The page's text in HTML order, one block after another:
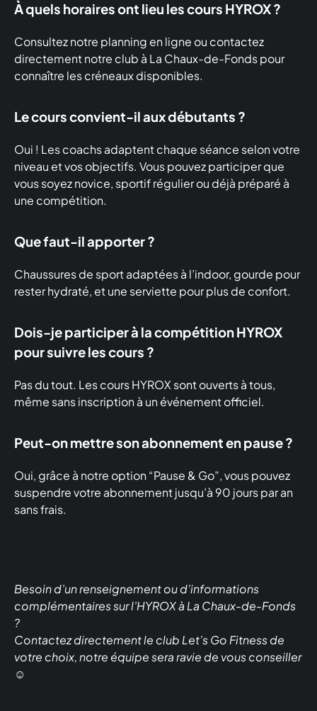
À quels horaires ont lieu les cours HYROX ?
Consultez notre planning en ligne ou contactez
directement notre club à La Chaux-de-Fonds pour
connaître les créneaux disponibles.
Le cours convient-il aux débutants ?
Oui ! Les coachs adaptent chaque séance selon votre
niveau et vos objectifs. Vous pouvez participer que
vous soyez novice, sportif régulier ou déjà préparé à
une compétition.
Que faut-il apporter ?
Chaussures de sport adaptées à l’indoor, gourde pour
rester hydraté, et une serviette pour plus de confort.
Dois-je participer à la compétition HYROX
pour suivre les cours ?
Pas du tout. Les cours HYROX sont ouverts à tous,
même sans inscription à un événement officiel.
Peut-on mettre son abonnement en pause ?
Oui, grâce à notre option “Pause & Go”, vous pouvez
suspendre votre abonnement jusqu’à 90 jours par an
sans frais.
Besoin d’un renseignement ou d’informations
complémentaires sur l’HYROX à La Chaux-de-Fonds
?
Contactez directement le club Let’s Go Fitness de
votre choix, notre équipe sera ravie de vous conseiller
☺️